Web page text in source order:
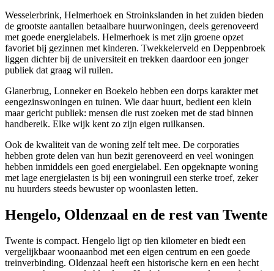
Wesselerbrink, Helmerhoek en Stroinkslanden in het zuiden bieden
de grootste aantallen betaalbare huurwoningen, deels gerenoveerd
met goede energielabels. Helmerhoek is met zijn groene opzet
favoriet bij gezinnen met kinderen. Twekkelerveld en Deppenbroek
liggen dichter bij de universiteit en trekken daardoor een jonger
publiek dat graag wil ruilen.
Glanerbrug, Lonneker en Boekelo hebben een dorps karakter met
eengezinswoningen en tuinen. Wie daar huurt, bedient een klein
maar gericht publiek: mensen die rust zoeken met de stad binnen
handbereik. Elke wijk kent zo zijn eigen ruilkansen.
Ook de kwaliteit van de woning zelf telt mee. De corporaties
hebben grote delen van hun bezit gerenoveerd en veel woningen
hebben inmiddels een goed energielabel. Een opgeknapte woning
met lage energielasten is bij een woningruil een sterke troef, zeker
nu huurders steeds bewuster op woonlasten letten.
Hengelo, Oldenzaal en de rest van Twente
Twente is compact. Hengelo ligt op tien kilometer en biedt een
vergelijkbaar woonaanbod met een eigen centrum en een goede
treinverbinding. Oldenzaal heeft een historische kern en een hecht